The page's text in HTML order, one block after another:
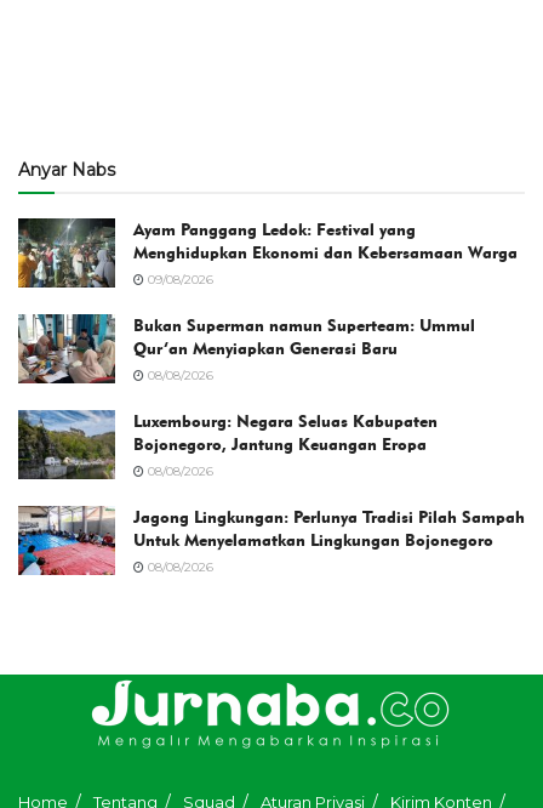
Anyar Nabs
Ayam Panggang Ledok: Festival yang
Menghidupkan Ekonomi dan Kebersamaan Warga
09/08/2026
Bukan Superman namun Superteam: Ummul
Qur’an Menyiapkan Generasi Baru
08/08/2026
Luxembourg: Negara Seluas Kabupaten
Bojonegoro, Jantung Keuangan Eropa
08/08/2026
Jagong Lingkungan: Perlunya Tradisi Pilah Sampah
Untuk Menyelamatkan Lingkungan Bojonegoro
08/08/2026
Home Tentang Squad Aturan Privasi Kirim Konten